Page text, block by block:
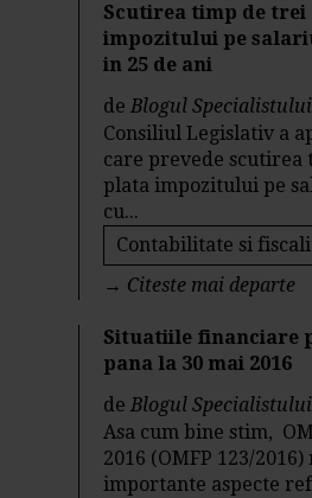
Scutirea timp de trei
impozitului pe
in 25 de ani
deBlogul Specialistului
Consiliul Legislativ a
care prevede
plata impozitului pe
cu...
Contabilitate si
→ Citeste mai departe
Situatiile financiare
pana la 30 mai 2016
deBlogul Specialistului
Asa cum bine stim,
2016 (OMFP 123/
importante aspecte